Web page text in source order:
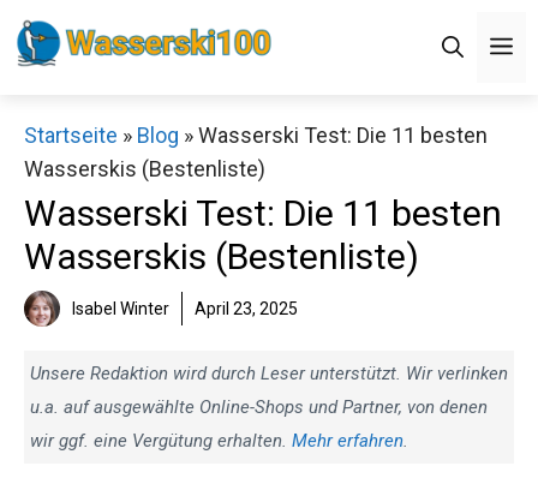
Zum
Inhalt
Startseite » Blog »Wasserski Test: Die 11 besten
Wasserskis (Bestenliste)
Wasserski Test: Die 11 besten
Wasserskis (Bestenliste)
Isabel Winter April 23, 2025
Unsere Redaktion wird durch Leser unterstützt. Wir verlinken
u.a. auf ausgewählte Online-Shops und Partner, von denen
wir ggf. eine Vergütung erhalten. Mehr erfahren.